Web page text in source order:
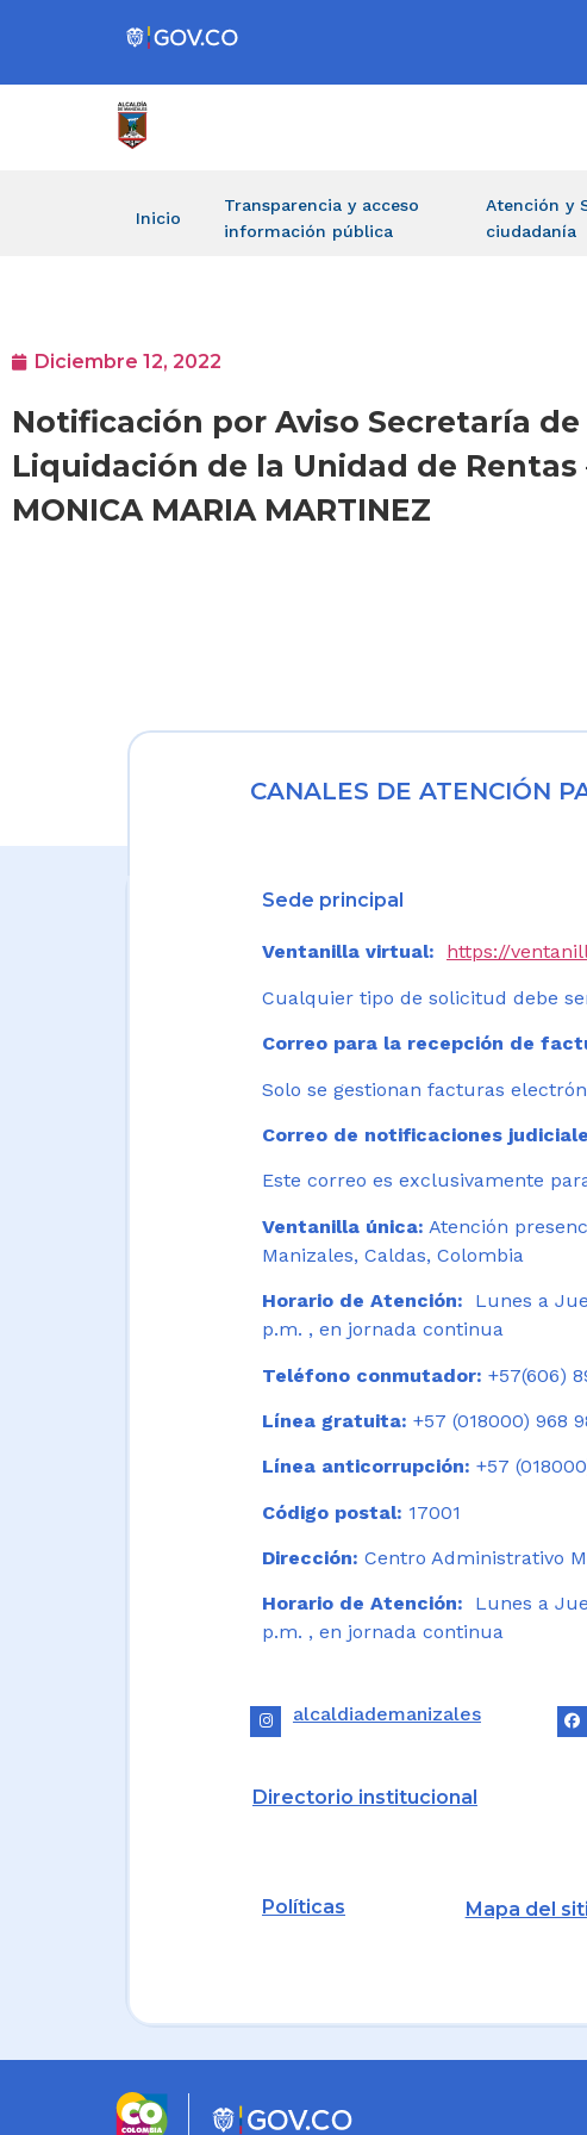
Inicio
Transparencia y acceso
información pública
Atención y
ciudadanía
Diciembre 12, 2022
Notificación por Aviso Secretaría
Liquidación de la Unidad de Rentas
MONICA MARIA MARTINEZ
CANALES DE ATENCIÓN
Sede principal
Ventanilla virtual: https://
Cualquier tipo de solicitud debe
Correo para la recepción de
Solo se gestionan facturas
Correo de notificaciones
Este correo es exclusivamente
Ventanilla única: Atención
Manizales, Caldas, Colombia
Horario de Atención:
Lunes a
p.m. , en jornada continua
Teléfono conmutador: +57(606)
Línea gratuita: +57 (018000) 968
Línea anticorrupción: +57
Código postal: 17001
Dirección: Centro Administrativo
Horario de Atención: Lunes a
p.m. , en jornada continua
alcaldiademanizales
Directorio institucional
Políticas Mapa del